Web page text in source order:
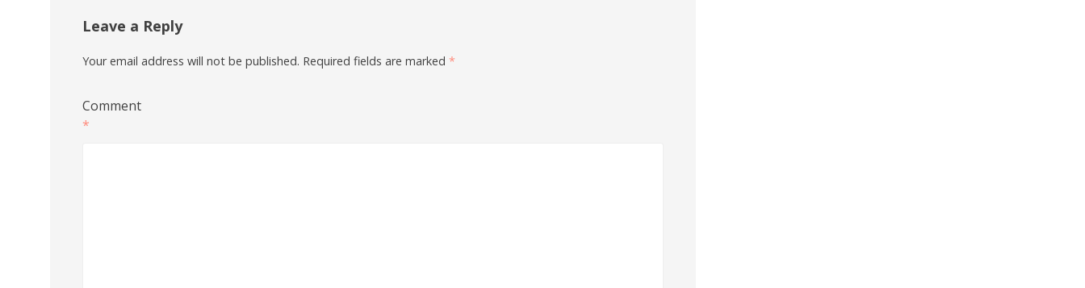
Leave a Reply
Your email address will not be published. Required fields are marked *
Comment
*